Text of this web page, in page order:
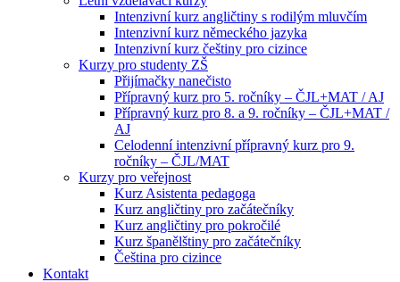
Intenzivní kurz angličtiny s rodilým mluvčím
Intenzivní kurz německého jazyka
Intenzivní kurz češtiny pro cizince
Kurzy pro studenty ZŠ
Přijímačky nanečisto
Přípravný kurz pro 5. ročníky – ČJL+MAT / AJ
Přípravný kurz pro 8. a 9. ročníky – ČJL+MAT /
AJ
Celodenní intenzivní přípravný kurz pro 9.
ročníky – ČJL/MAT
Kurzy pro veřejnost
Kurz Asistenta pedagoga
Kurz angličtiny pro začátečníky
Kurz angličtiny pro pokročilé
Kurz španělštiny pro začátečníky
Čeština pro cizince
Kontakt